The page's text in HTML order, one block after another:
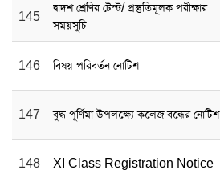
145
দ্বাদশ শ্রেণির টেস্ট/ প্রস্তুতিমূলক পরীক্ষার
সময়সূচি
146 বিষয় পরিবর্তন নোটিশ
147 বুদ্ধ পূর্ণিমা উপলক্ষ্যে কলেজ বন্ধের নোটিশ
148 XI Class Registration Notice